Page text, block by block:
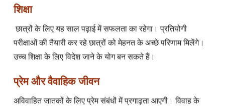
शिक्षा
छात्रों के लिए यह साल पढ़ाई में सफलता का रहेगा। प्रतियोगी
परीक्षाओं की तैयारी कर रहे छात्रों को मेहनत के अच्छे परिणाम मिलेंगे।
प्रेम और वैवाहिक जीवन
अविवाहित जातकों के लिए प्रेम संबंधों में प्रगाढ़ता आएगी। विवाह के